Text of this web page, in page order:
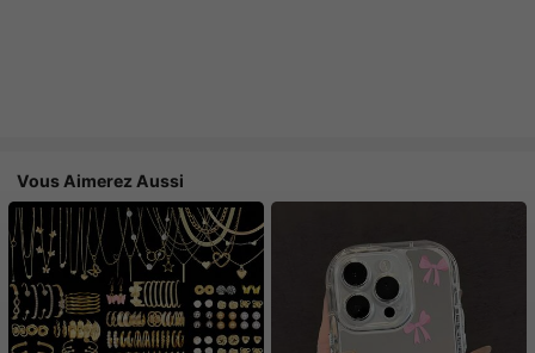
Vous Aimerez Aussi